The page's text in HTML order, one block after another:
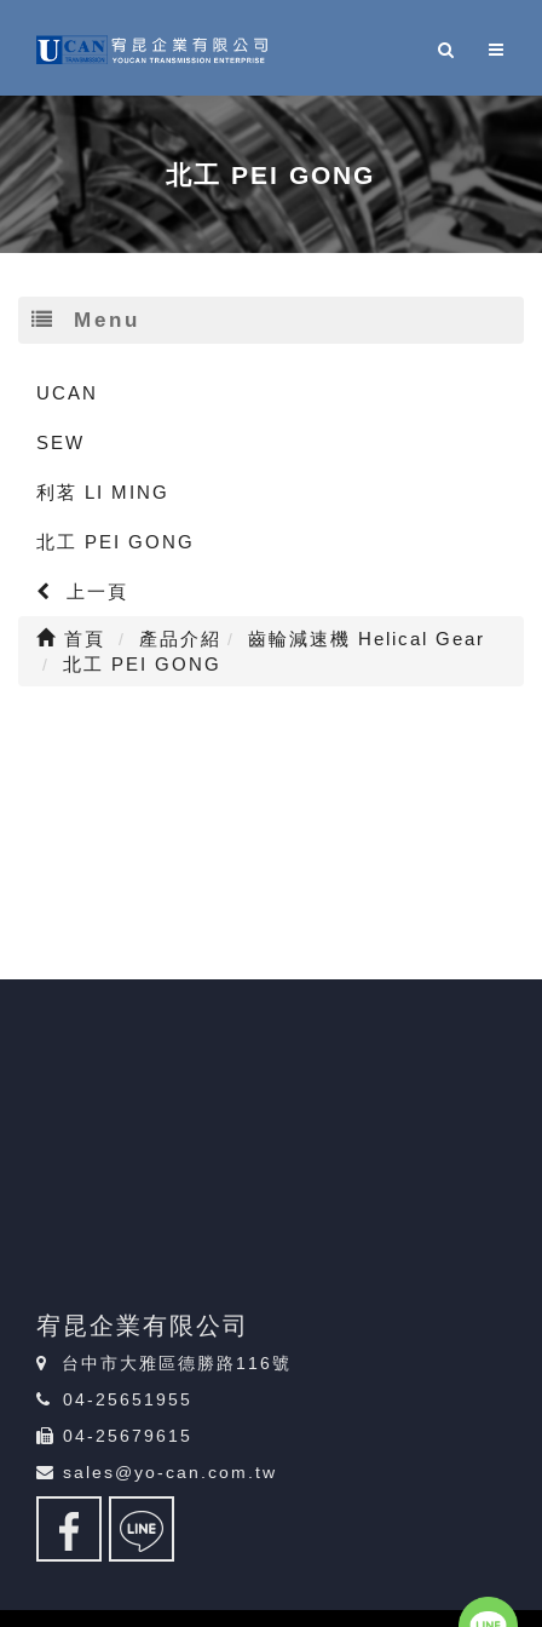
北工 PEI GONG
Menu
UCAN
SEW
利茗 LI MING
北工 PEI GONG
上一頁
首頁 產品介紹
齒輪減速機 Helical Gear
北工 PEI GONG
宥昆企業有限公司
台中市大雅區德勝路116號
04-25651955
04-25679615
sales@yo-can.com.tw